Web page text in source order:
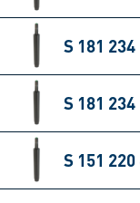
S 181 234
S 181 234
S 151 220